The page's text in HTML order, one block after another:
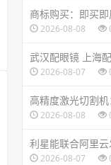
商标购买：即买
2026-08-08
武汉配眼镜 上海
2026-08-07
高精度激光切割
2026-08-08
利星能联合阿里云
2026-08-07